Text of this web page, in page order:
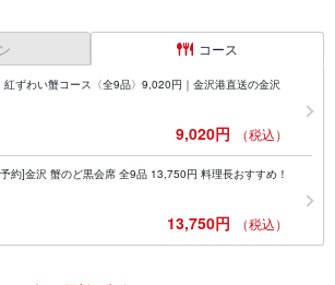
コース
紅ずわい蟹コース〈全9品〉9,020円｜金沢港直送の金沢
9,020円 （税込）
約]金沢 蟹のど黒会席 全9品 13,750円 料理長おすすめ！
13,750円 （税込）